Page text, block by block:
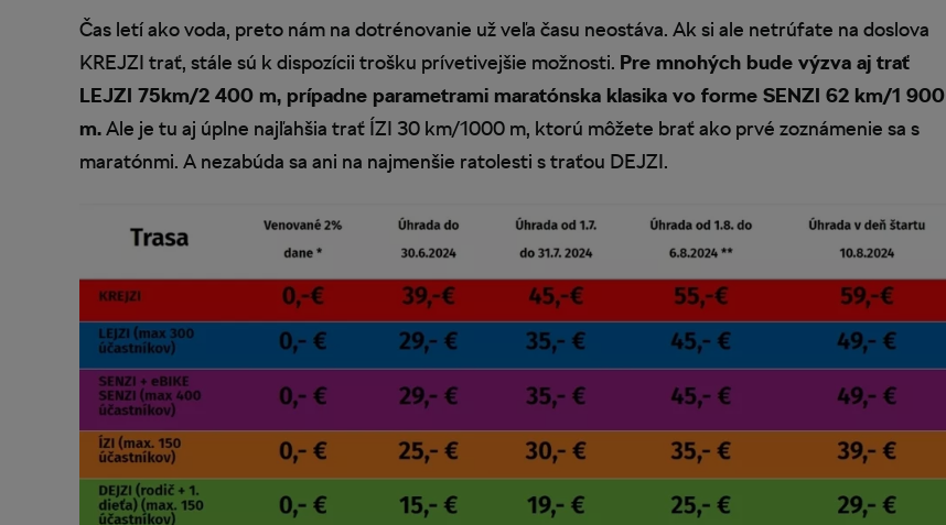
Čas letí ako voda, preto nám na dotrénovanie už veľa času neostáva. Ak si ale netrúfate na doslova
KREJZI trať, stále sú k dispozícii trošku prívetivejšie možnosti. Pre mnohých bude výzva aj trať
LEJZI 75km/2 400 m, prípadne parametrami maratónska klasika vo forme SENZI 62 km/1 900
m.Ale je tu aj úplne najľahšia trať ÍZI 30 km/1000 m, ktorú môžete brať ako prvé zoznámenie sa s
maratónmi. A nezabúda sa ani na najmenšie ratolesti s traťou DEJZI.